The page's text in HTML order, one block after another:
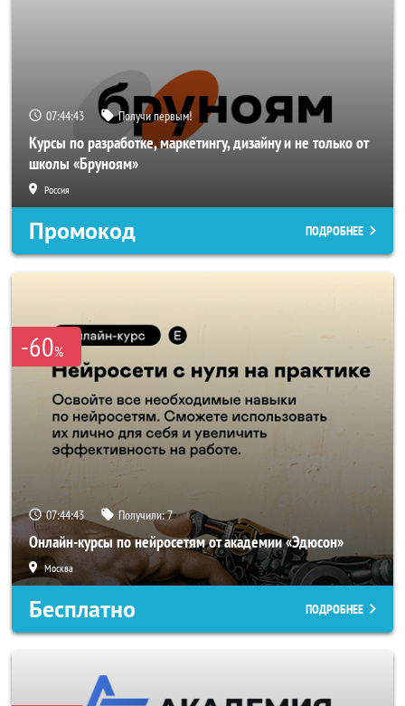
07:44:42 Получи первым!
Курсы по разработке, маркетингу, дизайну и не только от
школы «Бруноям»
Россия
Промокод ПОДРОБНЕЕ
-60%
07:44:42 Получили:7
Онлайн-курсы по нейросетям от академии «Эдюсон»
Москва
Бесплатно ПОДРОБНЕЕ